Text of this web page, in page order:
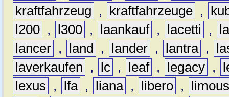
kraftfahrzeug
, kraftfahrzeuge ,
l200 , l300 , laankauf , lacetti ,
lancer , land , lander , lantra ,
laverkaufen
, lc , leaf , legacy ,
lexus
, lfa , liana , libero ,